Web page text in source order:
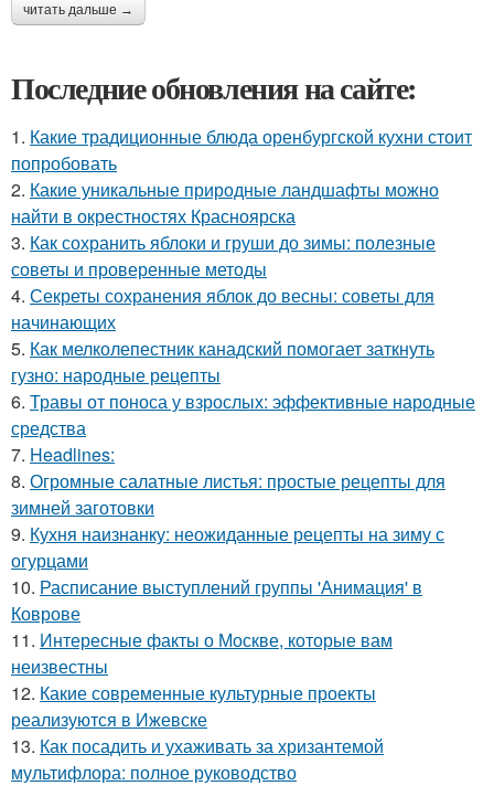
читать дальше →
Последние обновления на сайте:
1. Какие традиционные блюда оренбургской кухни стоит
попробовать
2. Какие уникальные природные ландшафты можно
найти в окрестностях Красноярска
3. Как сохранить яблоки и груши до зимы: полезные
советы и проверенные методы
4. Секреты сохранения яблок до весны: советы для
начинающих
5. Как мелколепестник канадский помогает заткнуть
гузно: народные рецепты
6. Травы от поноса у взрослых: эффективные народные
средства
7. Headlines:
8. Огромные салатные листья: простые рецепты для
зимней заготовки
9. Кухня наизнанку: неожиданные рецепты на зиму с
огурцами
10. Расписание выступлений группы 'Анимация' в
Коврове
11. Интересные факты о Москве, которые вам
неизвестны
12. Какие современные культурные проекты
реализуются в Ижевске
13. Как посадить и ухаживать за хризантемой
мультифлора: полное руководство